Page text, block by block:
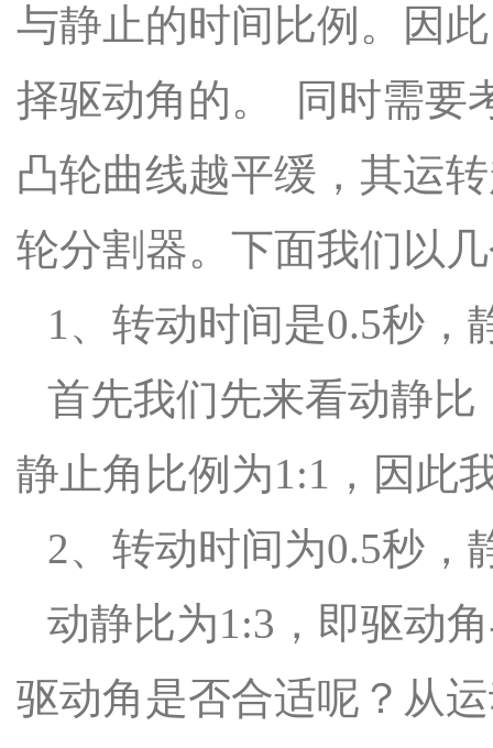
与静止的时间比例。因
择驱动角的。 同时需要
凸轮曲线越平缓，其运
轮分割器。下面我们以
1、转动时间是0.5秒，
首先我们先来看动静比
静止角比例为1:1，因此
2、转动时间为0.5秒，
动静比为1:3，即驱动
驱动角是否合适呢？从